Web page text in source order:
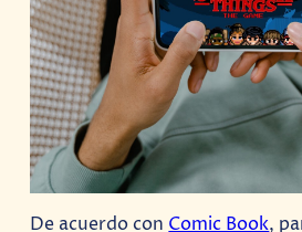
De acuerdo con Comic Book,